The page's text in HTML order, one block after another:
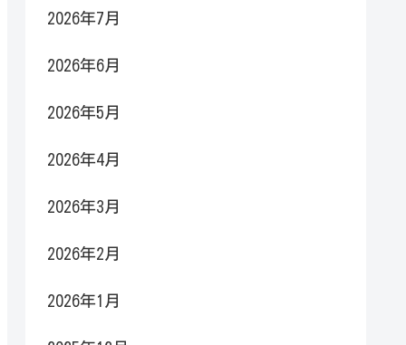
2026年7月
2026年6月
2026年5月
2026年4月
2026年3月
2026年2月
2026年1月